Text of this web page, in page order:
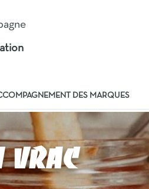
DES MARQUES
vrac